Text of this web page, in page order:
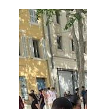
Image